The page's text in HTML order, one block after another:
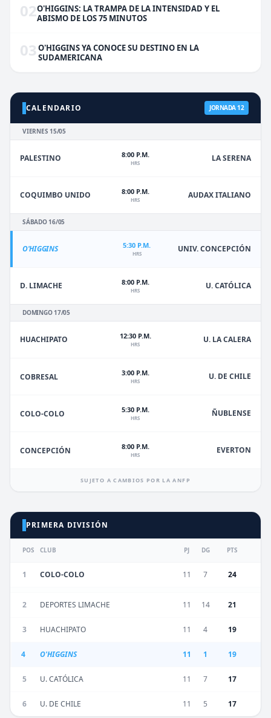
02O'HIGGINS: LA TRAMPA DE LA INTENSIDAD Y EL
ABISMO DE LOS 75 MINUTOS
03 O'HIGGINS YA CONOCE SU DESTINO EN LA
SUDAMERICANA
CALENDARIO JORNADA 12
VIERNES 15/05
PALESTINO 8:00 P.M.
HRS LA SERENA
COQUIMBO UNIDO 8:00 P.M.
HRS AUDAX ITALIANO
SÁBADO 16/05
O'HIGGINS 5:30 P.M.
HRS UNIV. CONCEPCIÓN
D. LIMACHE 8:00 P.M.
HRS U. CATÓLICA
DOMINGO 17/05
HUACHIPATO 12:30 P.M.
HRS U. LA CALERA
COBRESAL 3:00 P.M.
HRS U. DE CHILE
COLO-COLO 5:30 P.M.
HRS ÑUBLENSE
CONCEPCIÓN 8:00 P.M.
HRS EVERTON
SUJETO A CAMBIOS POR LA ANFP
PRIMERA DIVISIÓN
POS CLUB PJ DG PTS
1 COLO-COLO 11 7 24
2 DEPORTES LIMACHE 11 14 21
3 HUACHIPATO 11 4 19
4 O'HIGGINS 11 1 19
5 U. CATÓLICA 11 7 17
6 U. DE CHILE 11 5 17